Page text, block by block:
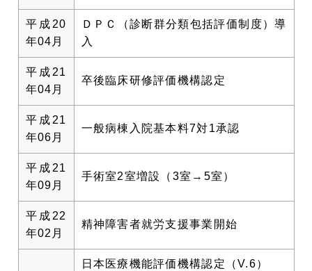
平成20
年04月
ＤＰＣ（診断群分類包括評価制度）導
入
平成21
年04月
卒後臨床研修評価機構認定
平成21
年06月
一般病棟入院基本料7対1承認
平成21
年09月
手術室2室増設（3室→5室）
平成22
年02月
精神障害者就労支援事業開始
日本医療機能評価機構認定（V.6）